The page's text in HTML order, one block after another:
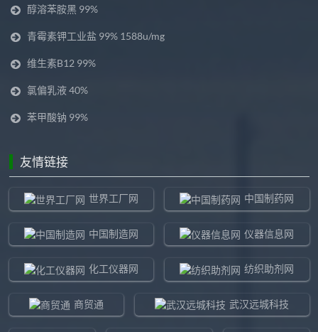
醇溶苯胺黑 99%
青霉素钾工业盐 99% 1588u/mg
维生素B12 99%
氯偏乳液 40%
苯甲酸钠 99%
友情链接
世界工厂网 中国制药网
中国制造网 仪器信息网
化工仪器网 纺织助剂网
商贸通 武汉远城科技